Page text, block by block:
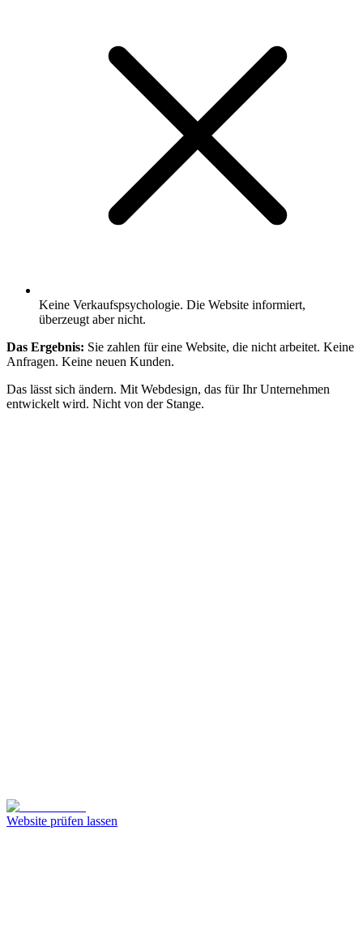
Keine Verkaufspsychologie. Die Website informiert,
überzeugt aber nicht.
Das Ergebnis: Sie zahlen für eine Website, die nicht arbeitet. Keine
Anfragen. Keine neuen Kunden.
Das lässt sich ändern. Mit Webdesign, das für Ihr Unternehmen
entwickelt wird. Nicht von der Stange.
Website prüfen lassen